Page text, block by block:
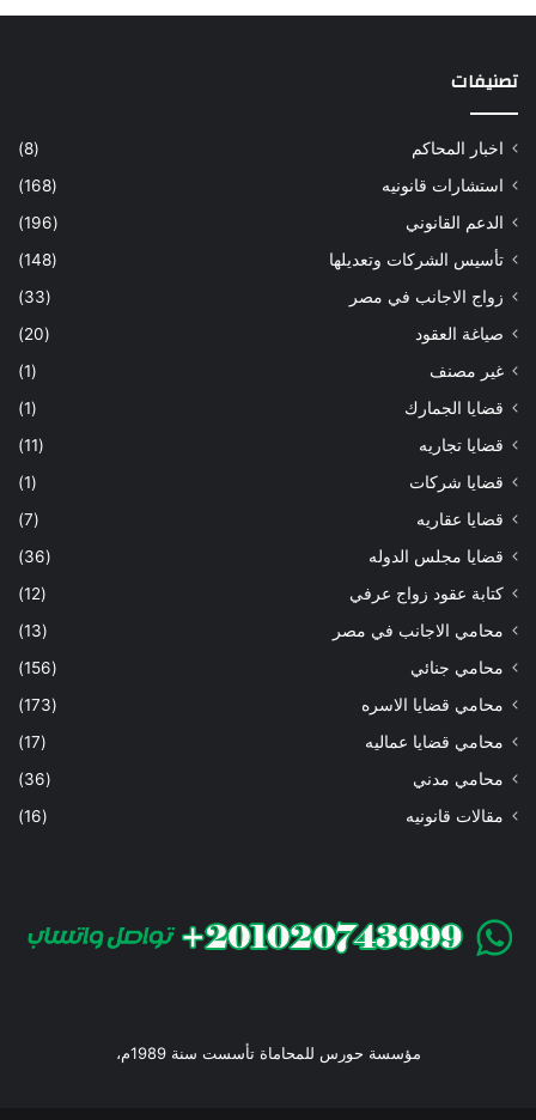
تصنيفات
اخبار المحاكم
(8)
استشارات قانونيه
(168)
الدعم القانوني
(196)
تأسيس الشركات وتعديلها
(148)
زواج الاجانب في مصر
(33)
صياغة العقود
(20)
غير مصنف
(1)
قضايا الجمارك
(1)
قضايا تجاريه
(11)
قضايا شركات
(1)
قضايا عقاريه
(7)
قضايا مجلس الدوله
(36)
كتابة عقود زواج عرفي
(12)
محامي الاجانب في مصر
(13)
محامي جنائي
(156)
محامي قضايا الاسره
(173)
محامي قضايا عماليه
(17)
محامي مدني
(36)
مقالات قانونيه
(16)
مؤسسة حورس للمحاماة تأسست سنة 1989م،